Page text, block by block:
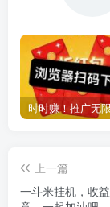
上一篇
一斗米挂机，收